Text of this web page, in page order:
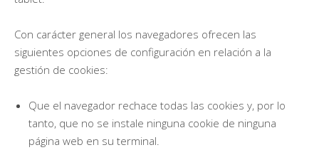
Con carácter general los navegadores ofrecen las
siguientes opciones de configuración en relación a la
gestión de cookies:
Que el navegador rechace todas las cookies y, por lo
tanto, que no se instale ninguna cookie de ninguna
página web en su terminal.